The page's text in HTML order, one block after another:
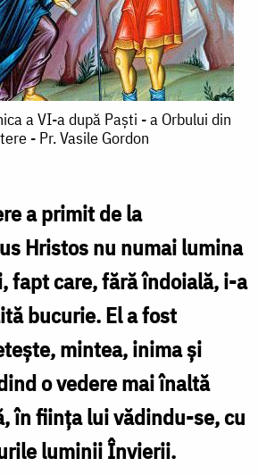
a VI-a după Paşti - a Orbului din
- Pr. Vasile Gordon
a primit de la
Hristos nu numai lumina
fapt care, fără îndoială, i-a
bucurie. El a fost
mintea, inima şi
o vedere mai înaltă
în fiinţa lui vădindu-se, cu
luminii Învierii.